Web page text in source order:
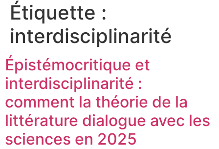
Étiquette :
interdisciplinarité
Épistémocritique et
interdisciplinarité :
comment la théorie de la
littérature dialogue avec les
sciences en 2025